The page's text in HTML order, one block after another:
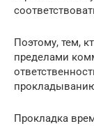
Поэтому, тем,
пределами
Прокладка